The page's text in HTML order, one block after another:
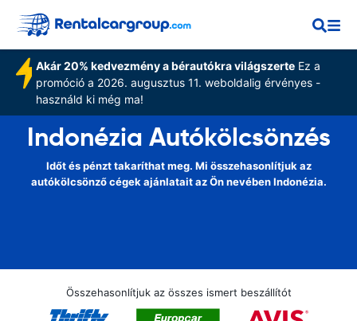
Akár 20% kedvezmény a bérautókra világszerteEz a
promóció a 2026. augusztus 11. weboldalig érvényes -
használd ki még ma!
Indonézia Autókölcsönzés
Időt és pénzt takaríthat meg. Mi összehasonlítjuk az
autókölcsönző cégek ajánlatait az Ön nevében Indonézia.
Összehasonlítjuk az összes ismert beszállítót